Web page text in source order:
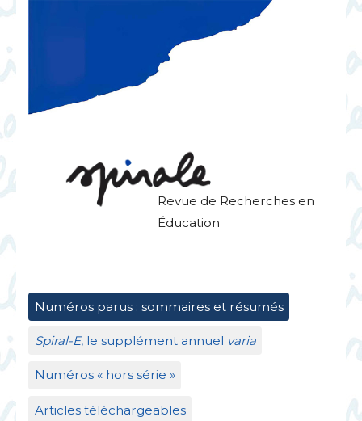
Revue de Recherches en
Éducation
Numéros parus : sommaires et résumés
Spiral-E, le supplément annuel varia
Numéros « hors série »
Articles téléchargeables